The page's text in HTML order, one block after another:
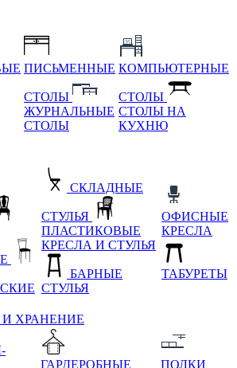
ПИСЬМЕННЫЕ
СТОЛЫ
ЖУРНАЛЬНЫЕ
СТОЛЫ
КОМПЬЮТЕРНЫЕ
СТОЛЫ
СТОЛЫ НА
КУХНЮ
СКЛАДНЫЕ
СТУЛЬЯ
ПЛАСТИКОВЫЕ
КРЕСЛА И СТУЛЬЯ
БАРНЫЕ
СТУЛЬЯ
ОФИСНЫЕ
КРЕСЛА
ТАБУРЕТЫ
ХРАНЕНИЕ
ГАРДЕРОБНЫЕ
ПОЛКИ